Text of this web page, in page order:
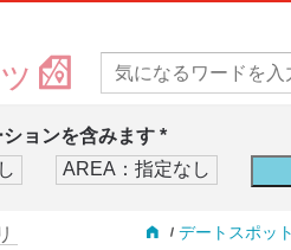
ョンを含みます *
デートスポット